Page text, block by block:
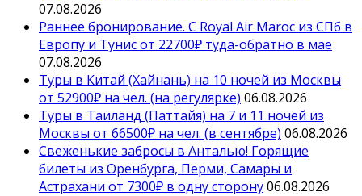
07.08.2026
Раннее бронирование. С Royal Air Maroc из СПб в
Европу и Тунис от 22700₽ туда-обратно в мае
07.08.2026
Туры в Китай (Хайнань) на 10 ночей из Москвы
от 52900₽ на чел. (на регулярке) 06.08.2026
Туры в Таиланд (Паттайя) на 7 и 11 ночей из
Москвы от 66500₽ на чел. (в сентябре) 06.08.2026
Свеженькие забросы в Анталью! Горящие
билеты из Оренбурга, Перми, Самары и
Астрахани от 7300₽ в одну сторону06.08.2026